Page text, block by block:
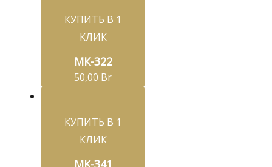
КУПИТЬ В 1
КЛИК
МК-322
50,00 Br
КУПИТЬ В 1
КЛИК
MK-341